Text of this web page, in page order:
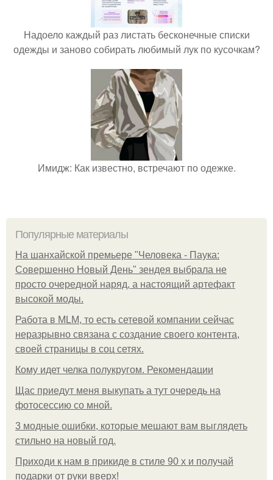
Надоело каждый раз листать бесконечные списки
одежды и заново собирать любимый лук по кусочкам?
Имидж: Как известно, встречают по одежке.
Популярные материалы
На шанхайской премьере "Человека - Паука:
Совершенно Новый День" зендея выбрала не
просто очередной наряд, а настоящий артефакт
высокой моды.
Работа в MLM, то есть сетевой компании сейчас
неразрывно связана с создание своего контента,
своей страницы в соц сетях.
Кому идет челка полукругом. Рекомендации
Щас приедут меня выкупать а тут очередь на
фотосессию со мной.
3 модные ошибки, которые мешают вам выглядеть
стильно на новый год.
Приходи к нам в прикиде в стиле 90 х и получай
подарки от руки вверх!